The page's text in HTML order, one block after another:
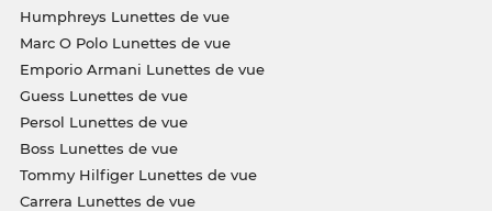
Humphreys Lunettes de vue
Marc O Polo Lunettes de vue
Emporio Armani Lunettes de vue
Guess Lunettes de vue
Persol Lunettes de vue
Boss Lunettes de vue
Tommy Hilfiger Lunettes de vue
Carrera Lunettes de vue